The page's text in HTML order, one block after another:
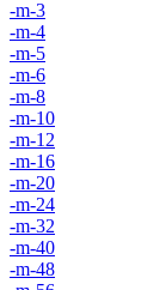
-m-3
-m-4
-m-5
-m-6
-m-8
-m-10
-m-12
-m-16
-m-20
-m-24
-m-32
-m-40
-m-48